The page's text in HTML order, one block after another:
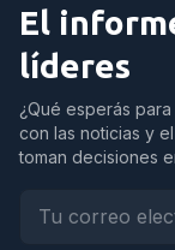
El
líderes
¿Qué esperás
con las noticias y
toman decisiones